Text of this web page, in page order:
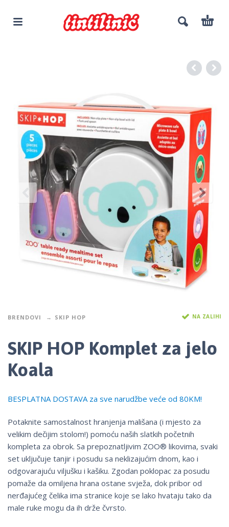
BRENDOVI SKIP HOP NA ZALIHI
SKIP HOP Komplet za jelo
Koala
BESPLATNA DOSTAVA za sve narudžbe veće od 80KM!
Potaknite samostalnost hranjenja mališana (i mjesto za
velikim dečijim stolom!) pomoću naših slatkih početnih
kompleta za obrok. Sa prepoznatljivim ZOO® likovima, svaki
set uključuje tanjir i posudu sa neklizajućim dnom, kao i
odgovarajuću viljušku i kašiku. Zgodan poklopac za posudu
pomaže da omiljena hrana ostane svježa, dok pribor od
nerđajućeg čelika ima stranice koje se lako hvataju tako da
male ruke mogu da ih drže čvrsto.